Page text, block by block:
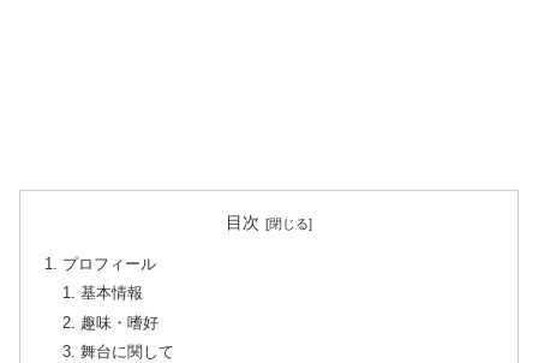
目次
プロフィール
基本情報
趣味・嗜好
舞台に関して